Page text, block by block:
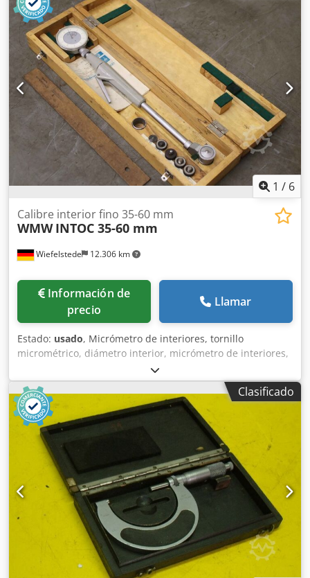
1 / 6
Wiefelstede 12.306 km
Calibre interior fino 35-60 mm
WMW INTOC 35-60 mm
Información de
precio
Llamar
Estado: usado, Micrómetro de interiores, tornillo
micrométrico, diámetro interior, micrómetro de interiores,
calibre de cilindros, -rango de medición: 35-60 mm -
dimensiones: 115/450/H60 mm Cedpfx Ansl Ha R Rs Esha -
Peso: 1,6 kg
Clasificado